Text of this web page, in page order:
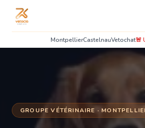
MontpellierCastelnauVetochat🚨
GROUPE VÉTÉRINAIRE ·